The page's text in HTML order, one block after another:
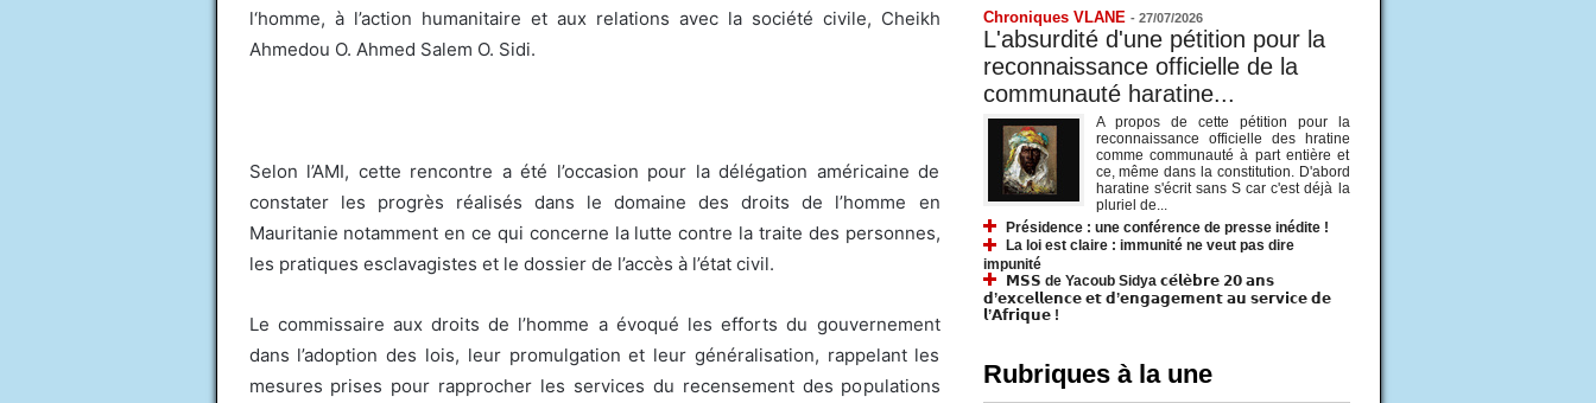
l‘homme, à l’action humanitaire et aux relations avec la société civile, Cheikh
Ahmedou O. Ahmed Salem O. Sidi.
Selon l’AMI, cette rencontre a été l’occasion pour la délégation américaine de
constater les progrès réalisés dans le domaine des droits de l’homme en
Mauritanie notamment en ce qui concerne la lutte contre la traite des personnes,
les pratiques esclavagistes et le dossier de l’accès à l’état civil.
Le commissaire aux droits de l’homme a évoqué les efforts du gouvernement
dans l’adoption des lois, leur promulgation et leur généralisation, rappelant les
mesures prises pour rapprocher les services du recensement des populations
Chroniques VLANE - 27/07/2026
L'absurdité d'une pétition pour la
reconnaissance officielle de la
communauté haratine...
A propos de cette pétition pour la
reconnaissance officielle des hratine
comme communauté à part entière et
ce, même dans la constitution. D'abord
haratine s'écrit sans S car c'est déjà la
pluriel de...
Présidence : une conférence de presse inédite !
La loi est claire : immunité ne veut pas dire
impunité
𝗠𝗦𝗦 de Yacoub Sidya 𝗰𝗲́𝗹𝗲̀𝗯𝗿𝗲 𝟮𝟬 𝗮𝗻𝘀
𝗱’𝗲𝘅𝗰𝗲𝗹𝗹𝗲𝗻𝗰𝗲 𝗲𝘁 𝗱’𝗲𝗻𝗴𝗮𝗴𝗲𝗺𝗲𝗻𝘁 𝗮𝘂 𝘀𝗲𝗿𝘃𝗶𝗰𝗲 𝗱𝗲
𝗹’𝗔𝗳𝗿𝗶𝗾𝘂𝗲 !
Rubriques à la une